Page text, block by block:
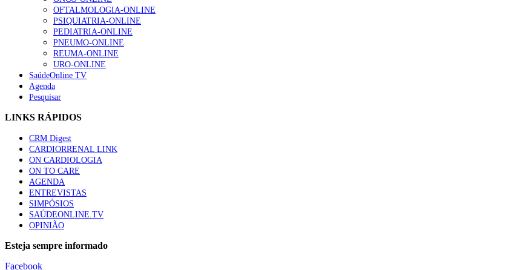
OFTALMOLOGIA-ONLINE
PSIQUIATRIA-ONLINE
PEDIATRIA-ONLINE
PNEUMO-ONLINE
REUMA-ONLINE
URO-ONLINE
SaúdeOnline TV
Agenda
Pesquisar
LINKS RÁPIDOS
CRM Digest
CARDIORRENAL LINK
ON CARDIOLOGIA
ON TO CARE
AGENDA
ENTREVISTAS
SIMPÓSIOS
SAÚDEONLINE.TV
OPINIÃO
Esteja sempre informado
Facebook